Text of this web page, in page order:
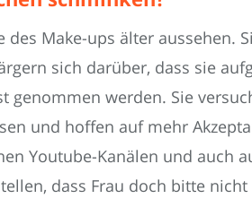
Make-ups älter aussehen.
sich darüber, dass sie
genommen werden. Sie
und hoffen auf mehr
Youtube-Kanälen und auch
dass Frau doch bitte